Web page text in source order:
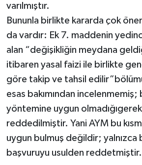
varılmıştır.
Bununla birlikte kararda çok
da vardır: Ek 7. maddenin
alan “değişikliğin meydana
itibaren yasal faizi ile birlikte
göre takip ve tahsil
esas bakımından incelenmemiş;
yöntemine uygun
reddedilmiştir. Yani AYM bu
uygun bulmuş değildir; yalnızca
başvuruyu usulden reddetmiştir.